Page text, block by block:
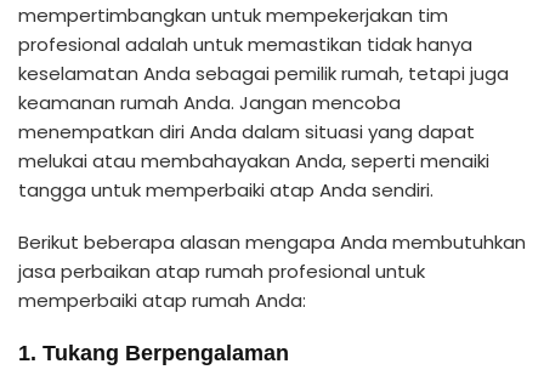
mempertimbangkan untuk mempekerjakan tim
profesional adalah untuk memastikan tidak hanya
keselamatan Anda sebagai pemilik rumah, tetapi juga
keamanan rumah Anda. Jangan mencoba
menempatkan diri Anda dalam situasi yang dapat
melukai atau membahayakan Anda, seperti menaiki
tangga untuk memperbaiki atap Anda sendiri.
Berikut beberapa alasan mengapa Anda membutuhkan
jasa perbaikan atap rumah profesional untuk
memperbaiki atap rumah Anda:
1. Tukang Berpengalaman